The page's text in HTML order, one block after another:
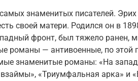
знаменитых писателей.
своей матери. Родился он в
фронт, был тяжело ранен,
романы — антивоенные, по
знаменитые романы: «На
«Триумфальная арка» и